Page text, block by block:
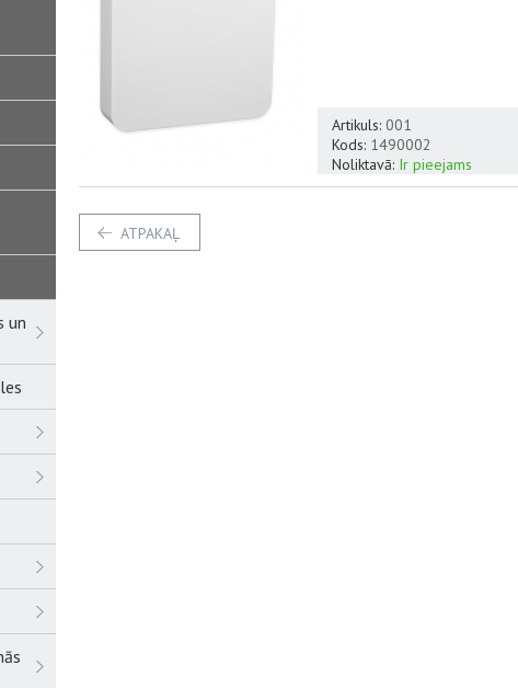
un
Artikuls: 001
Kods: 1490002
Noliktavā: Ir pieejams
ATPAKAĻ